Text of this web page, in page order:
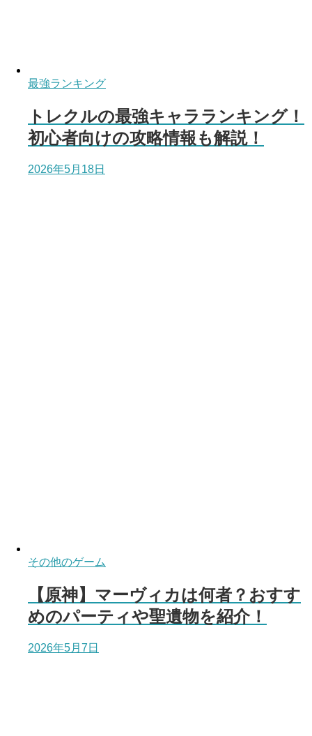
最強ランキング
トレクルの最強キャラランキング！
初心者向けの攻略情報も解説！
2026年5月18日
その他のゲーム
【原神】マーヴィカは何者？おすす
めのパーティや聖遺物を紹介！
2026年5月7日